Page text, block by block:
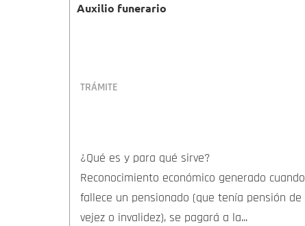
Auxilio funerario
TRÁMITE
¿Qué es y para qué sirve?
Reconocimiento económico generado cuando
fallece un pensionado (que tenía pensión de
vejez o invalidez), se pagará a la...